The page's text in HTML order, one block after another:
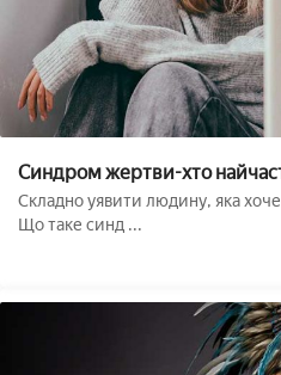
Синдром жертви-хто
робити??
Складно уявити людину, яка
Що таке синд ...